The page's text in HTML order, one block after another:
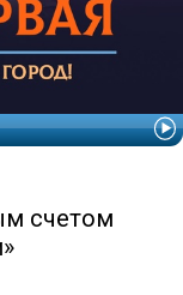
счетом